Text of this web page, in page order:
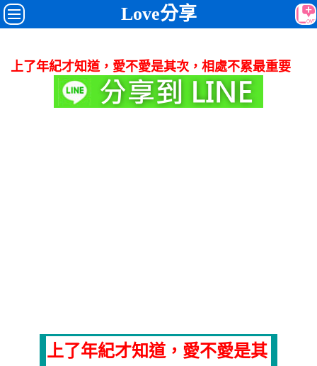
Love分享
上了年紀才知道，愛不愛是其次，相處不累最重要
上了年紀才知道，愛不愛是其